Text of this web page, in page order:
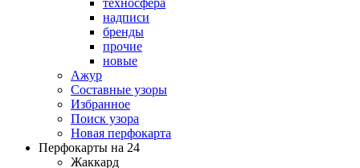
техносфера
надписи
бренды
прочие
новые
Ажур
Составные узоры
Избранное
Поиск узора
Новая перфокарта
Перфокарты на 24
Жаккард